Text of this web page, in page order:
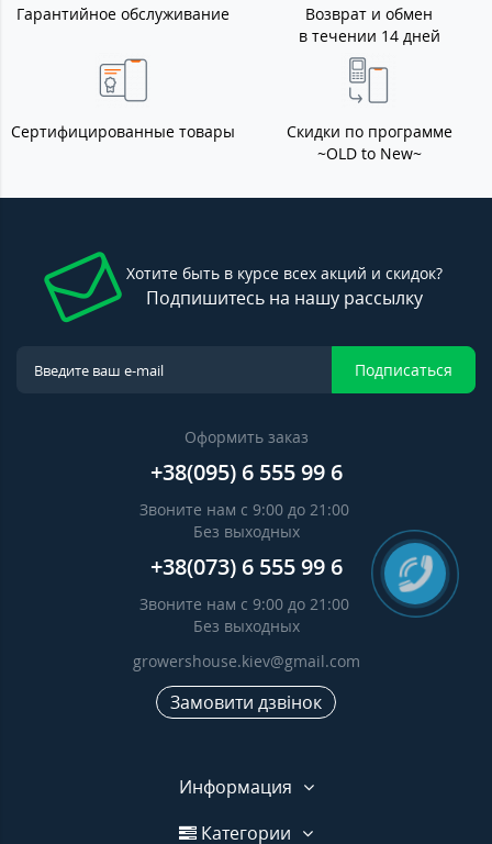
Гарантийное обслуживание
Возврат и обмен
в течении 14 дней
Сертифицированные товары
Скидки по программе
~OLD to New~
Хотите быть в курсе всех акций и скидок?
Подпишитесь на нашу рассылку
Подписаться
Оформить заказ
+38(095) 6 555 99 6
Звоните нам с 9:00 до 21:00
Без выходных
+38(073) 6 555 99 6
Звоните нам с 9:00 до 21:00
Без выходных
growershouse.kiev@gmail.com
Замовити дзвінок
Информация
Категории